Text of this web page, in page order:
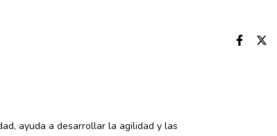
ayuda a desarrollar la agilidad y las